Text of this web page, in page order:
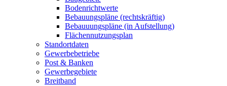
Bodenrichtwerte
Bebauungspläne (rechtskräftig)
Bebauuungspläne (in Aufstellung)
Flächennutzungsplan
Standortdaten
Gewerbebetriebe
Post & Banken
Gewerbegebiete
Breitband